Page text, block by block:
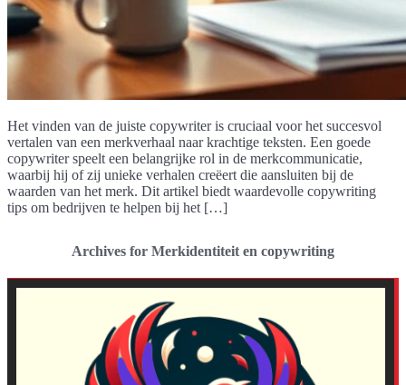
Het vinden van de juiste copywriter is cruciaal voor het succesvol
vertalen van een merkverhaal naar krachtige teksten. Een goede
copywriter speelt een belangrijke rol in de merkcommunicatie,
waarbij hij of zij unieke verhalen creëert die aansluiten bij de
waarden van het merk. Dit artikel biedt waardevolle copywriting
tips om bedrijven te helpen bij het […]
Archives for Merkidentiteit en copywriting